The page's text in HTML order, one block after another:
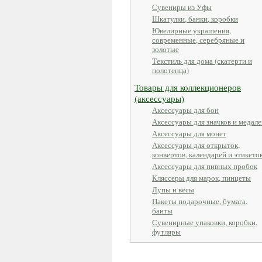
Сувениры из Уфы
Шкатулки, банки, коробки
Ювелирные украшения,
современные, серебряные и
золотые
Текстиль для дома (скатерти и
полотенца)
Товары для коллекционеров
(аксессуары)
Аксессуары для бон
Аксессуары для значков и
Аксессуары для монет
Аксессуары для открыток,
конвертов, календарей и
Аксессуары для пивных пробок
Кляссеры для марок, пинцеты
Лупы и весы
Пакеты подарочные, бумага,
банты
Сувенирные упаковки, коробки,
футляры